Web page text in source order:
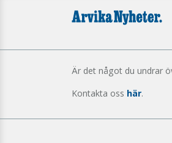
Är det något du undrar
Kontakta oss här.